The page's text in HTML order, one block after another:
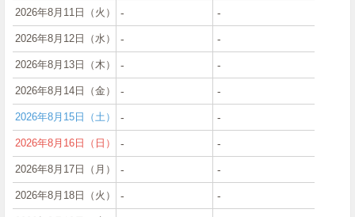
2026年8月11日（火） ‐ ‐
2026年8月12日（水） ‐ ‐
2026年8月13日（木） ‐ ‐
2026年8月14日（金） ‐ ‐
2026年8月15日（土） ‐ ‐
2026年8月16日（日） ‐ ‐
2026年8月17日（月） ‐ ‐
2026年8月18日（火） ‐ ‐